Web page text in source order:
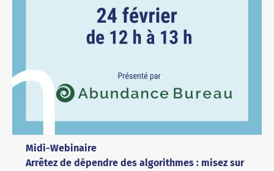
Midi-Webinaire
Arrêtez de dépendre des algorithmes : misez sur